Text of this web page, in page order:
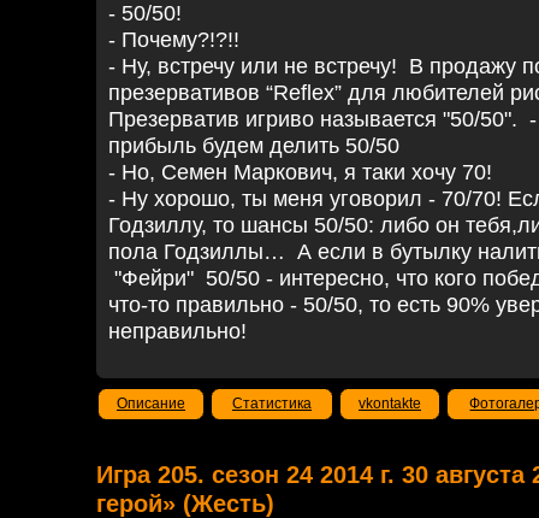
- 50/50!
- Почему?!?!!
- Ну, встречу или не встречу! В продажу
презервативов “Reflex” для любителей
Презерватив игриво называется "50/50".
прибыль будем делить 50/50
- Но, Семен Маркович, я таки хочу 70!
- Ну хорошо, ты меня уговорил - 70/70!
Годзиллу, то шансы 50/50: либо он
пола Годзиллы… А если в бутылку
"Фейри" 50/50 - интересно, что кого
что-то правильно - 50/50, то есть 90%
неправильно!
Описание Статистика vkontakte
Игра 205. сезон 24 2014 г. 30
герой» (Жесть)